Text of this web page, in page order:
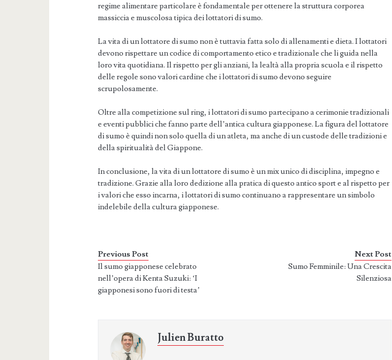
regime alimentare particolare è fondamentale per ottenere la struttura corporea
massiccia e muscolosa tipica dei lottatori di sumo.
La vita di un lottatore di sumo non è tuttavia fatta solo di allenamenti e dieta. I lottatori
devono rispettare un codice di comportamento etico e tradizionale che li guida nella
loro vita quotidiana. Il rispetto per gli anziani, la lealtà alla propria scuola e il rispetto
delle regole sono valori cardine che i lottatori di sumo devono seguire
scrupolosamente.
Oltre alla competizione sul ring, i lottatori di sumo partecipano a cerimonie tradizionali
e eventi pubblici che fanno parte dell’antica cultura giapponese. La figura del lottatore
di sumo è quindi non solo quella di un atleta, ma anche di un custode delle tradizioni e
della spiritualità del Giappone.
In conclusione, la vita di un lottatore di sumo è un mix unico di disciplina, impegno e
tradizione. Grazie alla loro dedizione alla pratica di questo antico sport e al rispetto per
i valori che esso incarna, i lottatori di sumo continuano a rappresentare un simbolo
indelebile della cultura giapponese.
Previous Post
Il sumo giapponese celebrato
nell’opera di Kenta Suzuki: ‘I
giapponesi sono fuori di testa’
Next Post
Sumo Femminile: Una Crescita
Silenziosa
Julien Buratto